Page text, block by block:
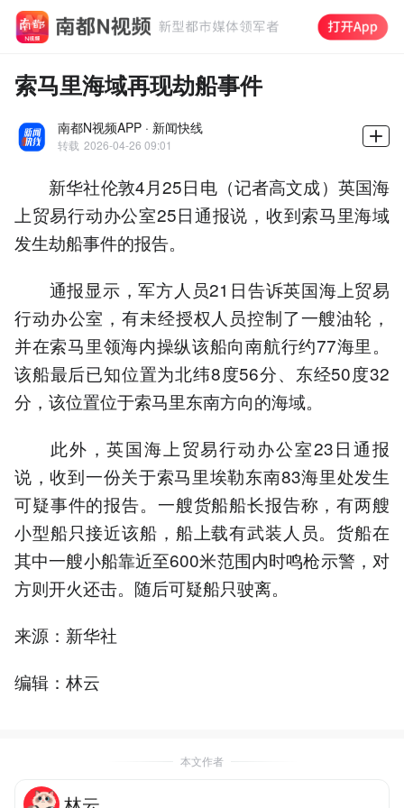
索马里海域再现劫船事件
南都N视频APP · 新闻快线
转载 2026-04-26 09:01
新华社伦敦4月25日电（记者高文成）英国海
上贸易行动办公室25日通报说，收到索马里海域
发生劫船事件的报告。
通报显示，军方人员21日告诉英国海上贸易
行动办公室，有未经授权人员控制了一艘油轮，
并在索马里领海内操纵该船向南航行约77海里。
该船最后已知位置为北纬8度56分、东经50度32
分，该位置位于索马里东南方向的海域。
此外，英国海上贸易行动办公室23日通报
说，收到一份关于索马里埃勒东南83海里处发生
可疑事件的报告。一艘货船船长报告称，有两艘
小型船只接近该船，船上载有武装人员。货船在
其中一艘小船靠近至600米范围内时鸣枪示警，对
方则开火还击。随后可疑船只驶离。
来源：新华社
编辑：林云
本文作者